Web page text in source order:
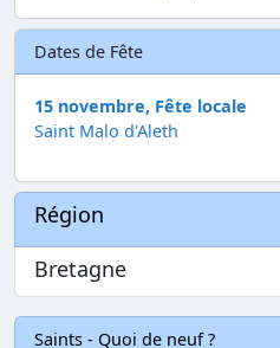
Dates de Fête
15 novembre, Fête locale
Saint Malo d'Aleth
Région
Bretagne
Saints - Quoi de neuf ?